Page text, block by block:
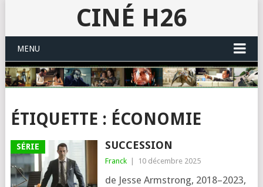
CINÉ H26
MENU
ÉTIQUETTE : ÉCONOMIE
SÉRIE SUCCESSION
Franck 10 décembre 2025
de Jesse Armstrong, 2018–2023,